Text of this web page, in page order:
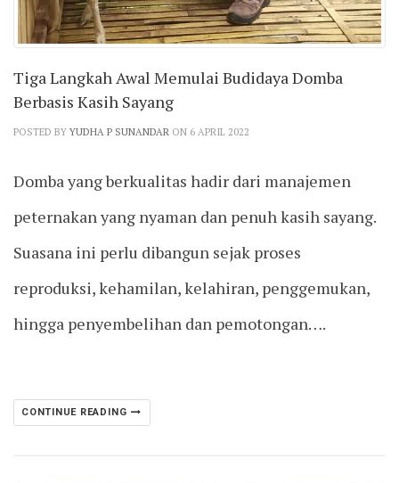
Tiga Langkah Awal Memulai Budidaya Domba
Berbasis Kasih Sayang
POSTED BY YUDHA P SUNANDAR ON 6 APRIL 2022
Domba yang berkualitas hadir dari manajemen
peternakan yang nyaman dan penuh kasih sayang.
Suasana ini perlu dibangun sejak proses
reproduksi, kehamilan, kelahiran, penggemukan,
hingga penyembelihan dan pemotongan….
CONTINUE READING